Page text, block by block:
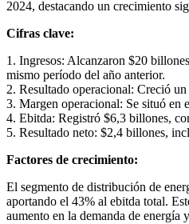
2024, destacando un crecimiento
Cifras clave:
1. Ingresos: Alcanzaron $20
mismo período del año anterior.
2. Resultado operacional: Creció
3. Margen operacional: Se situó en
4. Ebitda: Registró $6,3 billones,
5. Resultado neto: $2,4 billones,
Factores de crecimiento:
El segmento de distribución de
aportando el 43% al ebitda total.
aumento en la demanda de energía